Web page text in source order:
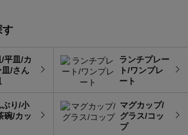
す
/平皿/カ
皿/さん
ランチプレー
ト/ワンプレ
ート
ぶり/小
碗/カッ
マグカップ/
グラス/コッ
プ